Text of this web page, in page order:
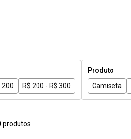
200 R$ 200 - R$ 300
Produto
Camiseta
produtos